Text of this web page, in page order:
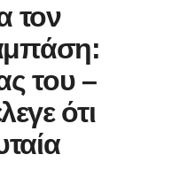
τον
του –
ότι